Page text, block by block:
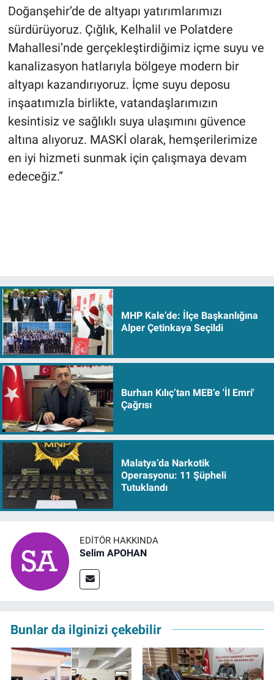
Doğanşehir’de de altyapı yatırımlarımızı
sürdürüyoruz. Çığlık, Kelhalil ve Polatdere
Mahallesi’nde gerçekleştirdiğimiz içme suyu ve
kanalizasyon hatlarıyla bölgeye modern bir
altyapı kazandırıyoruz. İçme suyu deposu
inşaatımızla birlikte, vatandaşlarımızın
kesintisiz ve sağlıklı suya ulaşımını güvence
altına alıyoruz. MASKİ olarak, hemşerilerimize
en iyi hizmeti sunmak için çalışmaya devam
edeceğiz.”
MHP Kale’de: İlçe Başkanlığına
Alper Çetinkaya Seçildi
Burhan Kılıç’tan MEB’e 'İl Emri'
Çağrısı
Malatya’da Narkotik
Operasyonu: 11 Şüpheli
Tutuklandı
EDITÖR HAKKINDA
Selim APOHAN
Bunlar da ilginizi çekebilir